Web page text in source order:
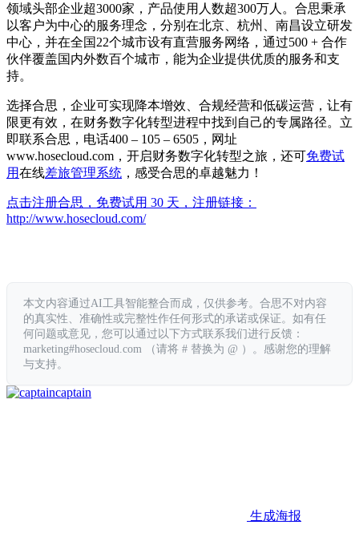
领域头部企业超3000家，产品使用人数超300万人。合思秉承
以客户为中心的服务理念，分别在北京、杭州、南昌设立研发
中心，并在全国22个城市设有直营服务网络，通过500 + 合作
伙伴覆盖国内外数百个城市，能为企业提供优质的服务和支
持。
选择合思，企业可实现降本增效、合规经营和低碳运营，让有
限更有效，在财务数字化转型进程中找到自己的专属路径。立
即联系合思，电话400 – 105 – 6505，网址
www.hosecloud.com，开启财务数字化转型之旅，还可免费试
用在线差旅管理系统 ，感受合思的卓越魅力！
点击注册合思，免费试用 30 天，注册链接：
http://www.hosecloud.com/
本文内容通过AI工具智能整合而成，仅供参考。合思不对内容
的真实性、准确性或完整性作任何形式的承诺或保证。如有任
何问题或意见，您可以通过以下方式联系我们进行反馈：
marketing#hosecloud.com （请将 # 替换为 @ ）。感谢您的理解
与支持。
captain
生成海报